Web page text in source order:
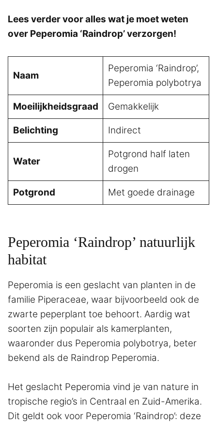
Lees verder voor alles wat je moet weten
over Peperomia ‘Raindrop’ verzorgen!
Naam
Peperomia ‘Raindrop’,
Peperomia polybotrya
Moeilijkheidsgraad Gemakkelijk
Belichting Indirect
Water
Potgrond half laten
drogen
Potgrond Met goede drainage
Peperomia ‘Raindrop’ natuurlijk
habitat
Peperomia is een geslacht van planten in de
familie Piperaceae, waar bijvoorbeeld ook de
zwarte peperplant toe behoort. Aardig wat
soorten zijn populair als kamerplanten,
waaronder dus Peperomia polybotrya, beter
bekend als de Raindrop Peperomia.
Het geslacht Peperomia vind je van nature in
tropische regio’s in Centraal en Zuid-Amerika.
Dit geldt ook voor Peperomia ‘Raindrop’: deze